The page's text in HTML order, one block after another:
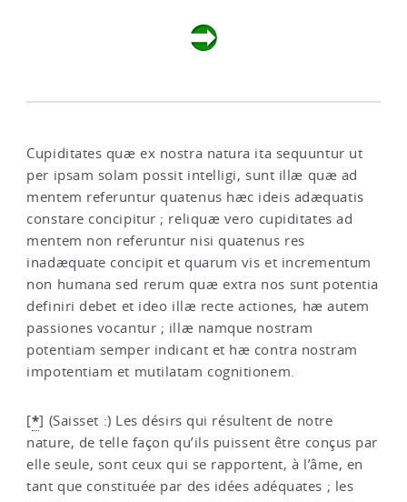
Cupiditates quæ ex nostra natura ita sequuntur ut
per ipsam solam possit intelligi, sunt illæ quæ ad
mentem referuntur quatenus hæc ideis adæquatis
constare concipitur ; reliquæ vero cupiditates ad
mentem non referuntur nisi quatenus res
inadæquate concipit et quarum vis et incrementum
non humana sed rerum quæ extra nos sunt potentia
definiri debet et ideo illæ recte actiones, hæ autem
passiones vocantur ; illæ namque nostram
potentiam semper indicant et hæ contra nostram
impotentiam et mutilatam cognitionem.
[*] (Saisset :) Les désirs qui résultent de notre
nature, de telle façon qu’ils puissent être conçus par
elle seule, sont ceux qui se rapportent, à l’âme, en
tant que constituée par des idées adéquates ; les